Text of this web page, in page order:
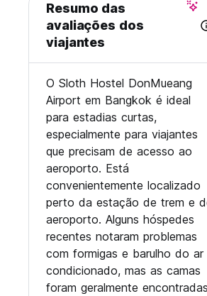
Resumo das
avaliações dos
viajantes
O Sloth Hostel DonMueang
Airport em Bangkok é ideal
para estadias curtas,
especialmente para viajantes
que precisam de acesso ao
aeroporto. Está
convenientemente localizado
perto da estação de trem e
aeroporto. Alguns hóspedes
recentes notaram problemas
com formigas e barulho do ar
condicionado, mas as camas
foram geralmente encontradas